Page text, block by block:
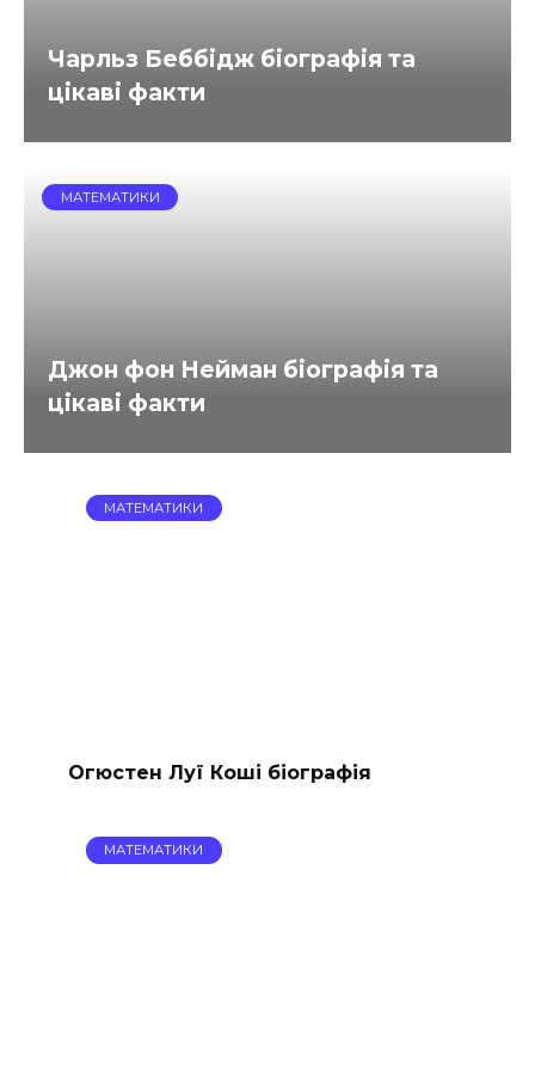
Чарльз Беббідж біографія та
цікаві факти
МАТЕМАТИКИ
Джон фон Нейман біографія та
цікаві факти
МАТЕМАТИКИ
Огюстен Луї Коші біографія
МАТЕМАТИКИ